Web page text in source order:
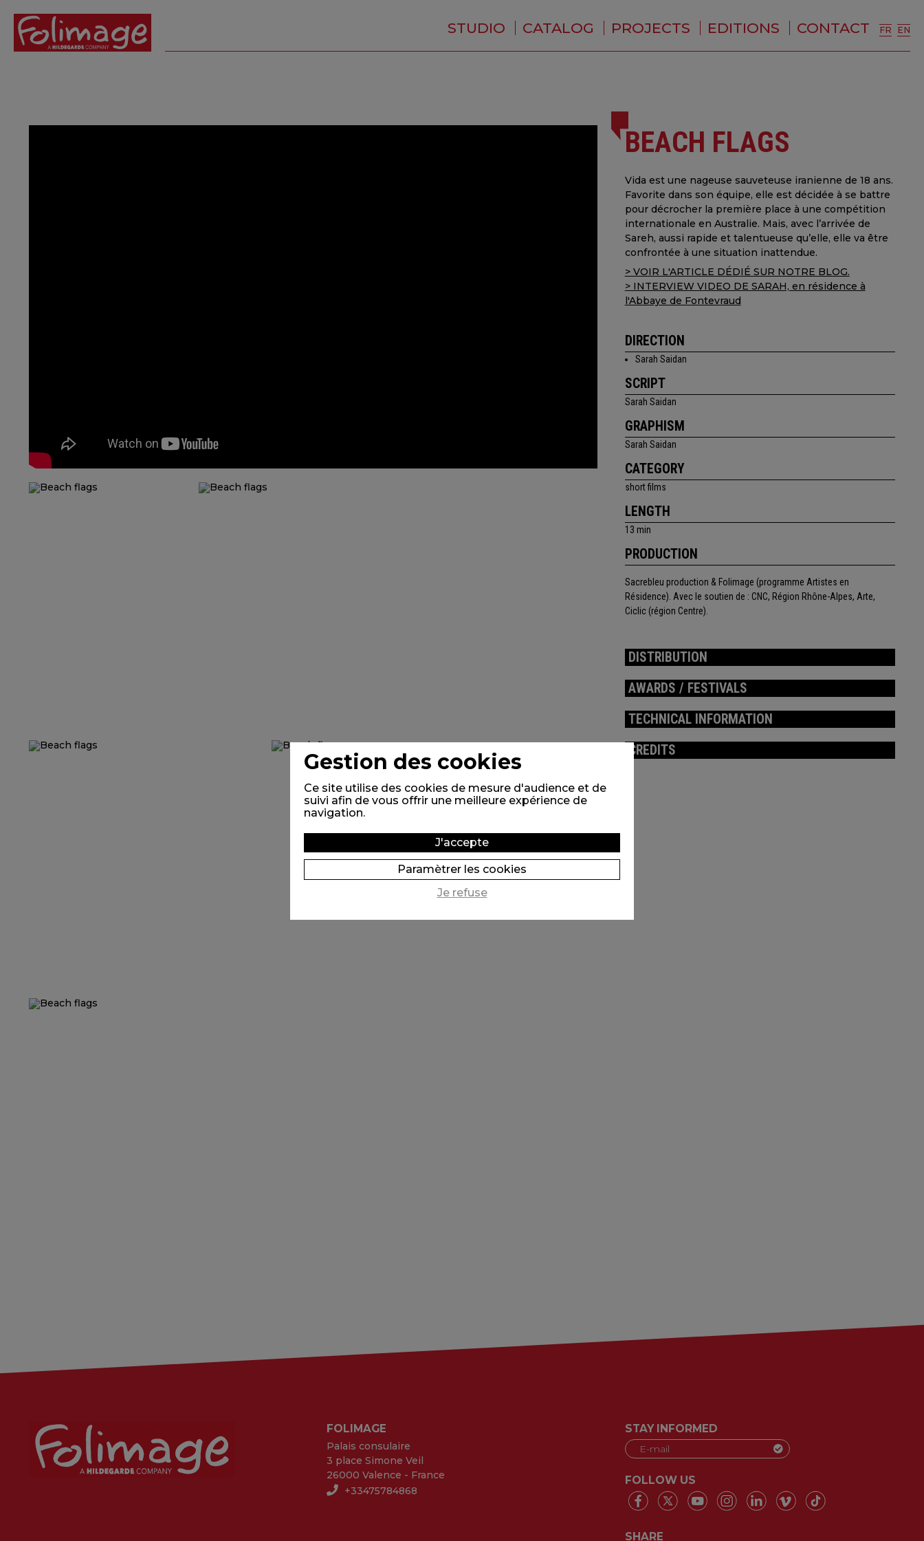
STUDIO
WHO ARE WE ?
CATALOG PROJECTS EDITIONS CONTACT FR EN
BEACH FLAGS
Vida est une nageuse sauveteuse iranienne de 18 ans.
Favorite dans son équipe, elle est décidée à se battre
pour décrocher la première place à une compétition
internationale en Australie. Mais, avec l’arrivée de
Sareh, aussi rapide et talentueuse qu’elle, elle va être
confrontée à une situation inattendue.
> VOIR L'ARTICLE DÉDIÉ SUR NOTRE BLOG.
> INTERVIEW VIDEO DE SARAH, en résidence à
l'Abbaye de Fontevraud
DIRECTION
Sarah Saidan
SCRIPT
Sarah Saidan
GRAPHISM
Sarah Saidan
CATEGORY
short films
LENGTH
13 min
PRODUCTION
Sacrebleu production & Folimage (programme Artistes en
Résidence). Avec le soutien de : CNC, Région Rhône-Alpes, Arte,
Ciclic (région Centre).
DISTRIBUTION
AWARDS / FESTIVALS
TECHNICAL INFORMATION
CREDITS
FOLIMAGE
Palais consulaire
3 place Simone Veil
26000 Valence - France
+33475784868
STAY INFORMED
FOLLOW US
SHARE
Gestion des cookies
Ce site utilise des cookies de mesure d'audience et de
suivi afin de vous offrir une meilleure expérience de
navigation.
J'accepte
Paramètrer les cookies
Je refuse